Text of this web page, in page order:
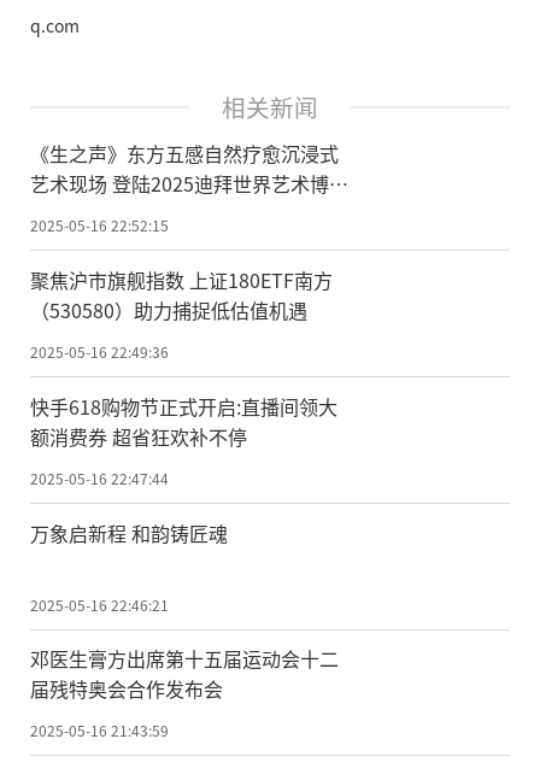
q.com
相关新闻
《生之声》东方五感自然疗愈沉浸式
艺术现场 登陆2025迪拜世界艺术博览
会
2025-05-16 22:52:15
聚焦沪市旗舰指数 上证180ETF南方
（530580）助力捕捉低估值机遇
2025-05-16 22:49:36
快手618购物节正式开启:直播间领大
额消费券 超省狂欢补不停
2025-05-16 22:47:44
万象启新程 和韵铸匠魂
2025-05-16 22:46:21
邓医生膏方出席第十五届运动会十二
届残特奥会合作发布会
2025-05-16 21:43:59